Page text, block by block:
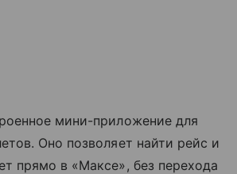
мини-приложение для
Оно позволяет найти рейс и
прямо в «Максе», без перехода